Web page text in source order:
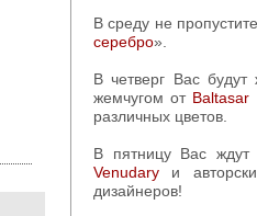
В среду не
серебро».
В четверг Вас будут ждать 15 элегантных украшений с
жемчугом от Baltasar
различных цветов.
В пятницу Вас
Venudary и
дизайнеров!